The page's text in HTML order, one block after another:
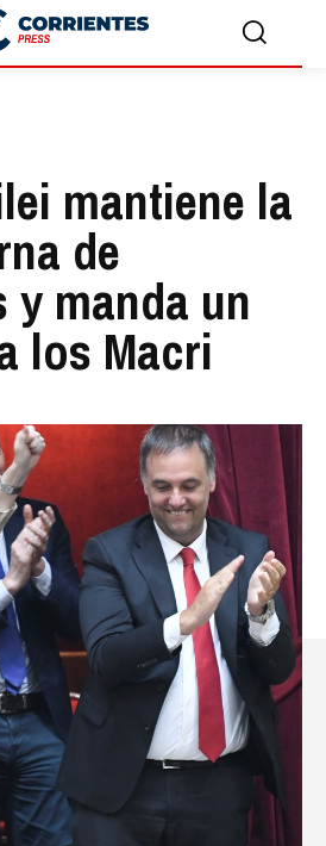
mantiene la
de
y manda un
los Macri